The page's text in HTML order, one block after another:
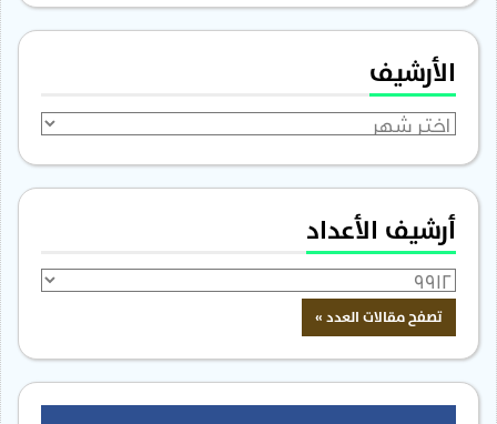
الأرشيف
الأرشيف
أرشيف الأعداد